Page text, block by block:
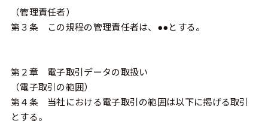
（管理責任者）
第３条 この規程の管理責任者は、●●とする。
第２章 電子取引データの取扱い
（電子取引の範囲）
第４条 当社における電子取引の範囲は以下に掲げる取引
とする。